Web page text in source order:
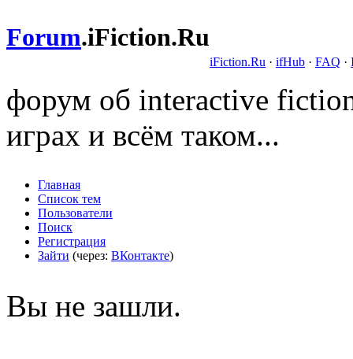
Forum.iFiction.Ru
iFiction.Ru · ifHub · FAQ ·
форум об interactive
играх и всём таком...
Главная
Список тем
Пользователи
Поиск
Регистрация
Зайти (через: ВКонтакте)
Вы не зашли.